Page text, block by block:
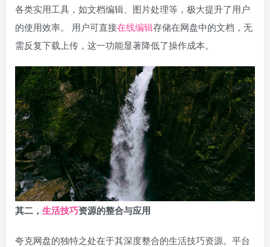
各类实用工具，如文档编辑、图片处理等，极大提升了用户
的使用效率。 用户可直接在线编辑存储在网盘中的文档，无
需反复下载上传，这一功能显著降低了操作成本。
其二， 生活技巧资源的整合与应用
夸克网盘的独特之处在于其深度整合的生活技巧资源。平台